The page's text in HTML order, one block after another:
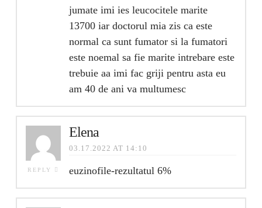
jumate imi ies leucocitele marite
13700 iar doctorul mia zis ca este
normal ca sunt fumator si la fumatori
este noemal sa fie marite intrebare este
trebuie aa imi fac griji pentru asta eu
am 40 de ani va multumesc
REPLY
Elena
03.17.2022 AT 14:10
euzinofile-rezultatul 6%